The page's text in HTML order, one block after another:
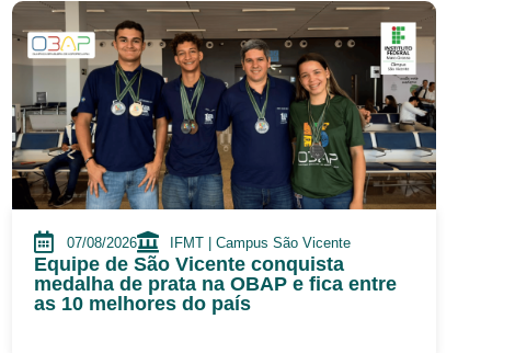
07/08/2026 IFMT | Campus São Vicente
Equipe de São Vicente conquista
medalha de prata na OBAP e fica entre
as 10 melhores do país